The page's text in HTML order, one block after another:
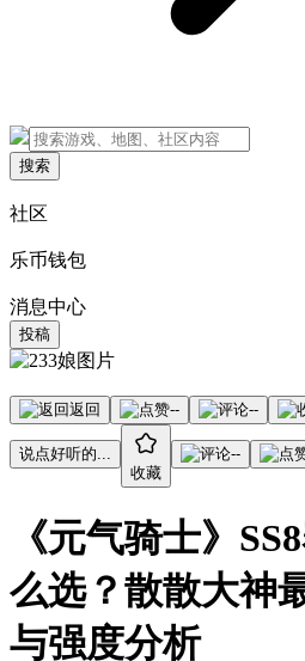
搜索
社区
乐币钱包
消息中心
投稿
返回 -- --
说点好听的...
收藏
--
《元气骑士》
么选？散散大神
与强度分析